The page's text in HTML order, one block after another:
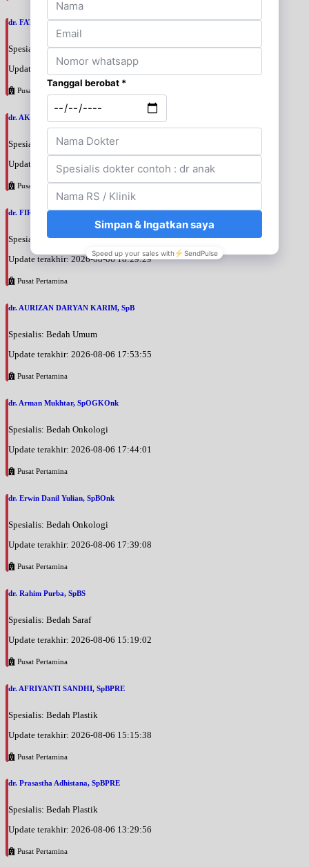
dr. FATAN ABSHARI, SpU
Spesialis: Bedah Urologi
Update terakhir: 2026-08-06 18:42:13
Pusat Pertamina
dr. AKBARI WAHYUDI KUSUMAH, SpU
Spesialis: Bedah Urologi
Update terakhir: 2026-08-06 18:38:38
Pusat Pertamina
dr. FIRTANTYO ADI SYAHPUTRA, SpU
Spesialis: Bedah Urologi
Update terakhir: 2026-08-06 18:29:29
Pusat Pertamina
dr. AURIZAN DARYAN KARIM, SpB
Spesialis: Bedah Umum
Update terakhir: 2026-08-06 17:53:55
Pusat Pertamina
dr. Arman Mukhtar, SpOGKOnk
Spesialis: Bedah Onkologi
Update terakhir: 2026-08-06 17:44:01
Pusat Pertamina
dr. Erwin Danil Yulian, SpBOnk
Spesialis: Bedah Onkologi
Update terakhir: 2026-08-06 17:39:08
Pusat Pertamina
dr. Rahim Purba, SpBS
Spesialis: Bedah Saraf
Update terakhir: 2026-08-06 15:19:02
Pusat Pertamina
dr. AFRIYANTI SANDHI, SpBPRE
Spesialis: Bedah Plastik
Update terakhir: 2026-08-06 15:15:38
Pusat Pertamina
dr. Prasastha Adhistana, SpBPRE
Spesialis: Bedah Plastik
Update terakhir: 2026-08-06 13:29:56
Pusat Pertamina